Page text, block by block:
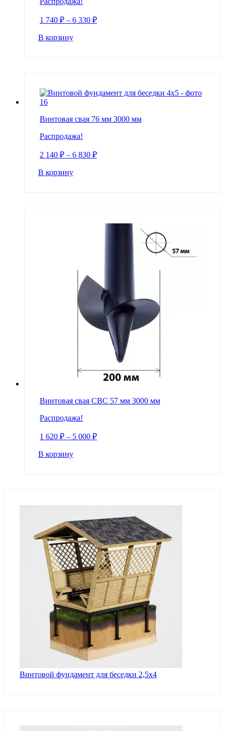
1 740 ₽ – 6 330 ₽
В корзину
Винтовая свая 76 мм 3000 мм
Распродажа!
2 140 ₽ – 6 830 ₽
В корзину
Винтовая свая СВС 57 мм 3000 мм
Распродажа!
1 620 ₽ – 5 000 ₽
В корзину
Винтовой фундамент для беседки 2,5х4